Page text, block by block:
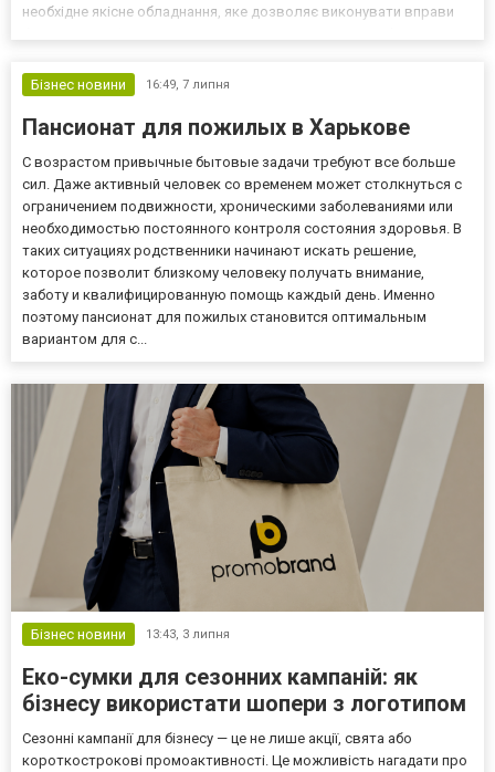
необхідне якісне обладнання, яке дозволяє виконувати вправи
Бізнес новини
16:49, 7 липня
Пансионат для пожилых в Харькове
С возрастом привычные бытовые задачи требуют все больше
сил. Даже активный человек со временем может столкнуться с
ограничением подвижности, хроническими заболеваниями или
необходимостью постоянного контроля состояния здоровья. В
таких ситуациях родственники начинают искать решение,
которое позволит близкому человеку получать внимание,
заботу и квалифицированную помощь каждый день. Именно
поэтому пансионат для пожилых становится оптимальным
вариантом для с...
Бізнес новини 13:43, 3 липня
Еко-сумки для сезонних кампаній: як
бізнесу використати шопери з логотипом
Сезонні кампанії для бізнесу — це не лише акції, свята або
короткострокові промоактивності. Це можливість нагадати про